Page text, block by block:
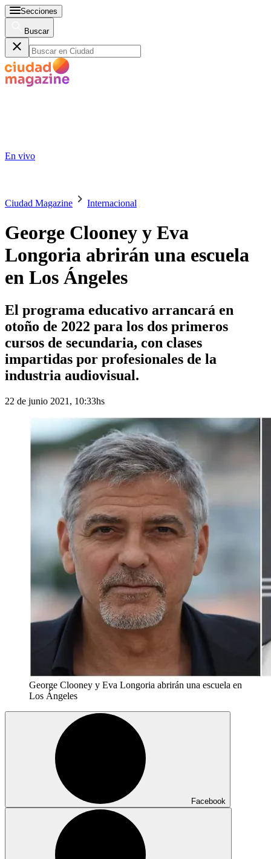
Secciones
Buscar
En vivo
Ciudad Magazine Internacional
George Clooney y Eva
Longoria abrirán una escuela
en Los Ángeles
El programa educativo arrancará en
otoño de 2022 para los dos primeros
cursos de secundaria, con clases
impartidas por profesionales de la
industria audiovisual.
22 de junio 2021, 10:33hs
George Clooney y Eva Longoria abrirán una escuela en
Los Ángeles
Facebook